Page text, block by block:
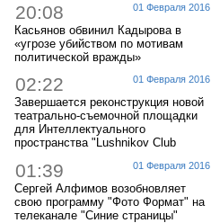
01 Февраля 2016
20:08
Касьянов обвинил Кадырова в
«угрозе убийством по мотивам
политической вражды»
01 Февраля 2016
02:22
Завершается реконструкция новой
театрально-съемочной площадки
для Интеллектуального
пространства "Lushnikov Club
01 Февраля 2016
01:39
Сергей Алфимов возобновляет
свою программу "Фото Формат" на
телеканале "Синие страницы"